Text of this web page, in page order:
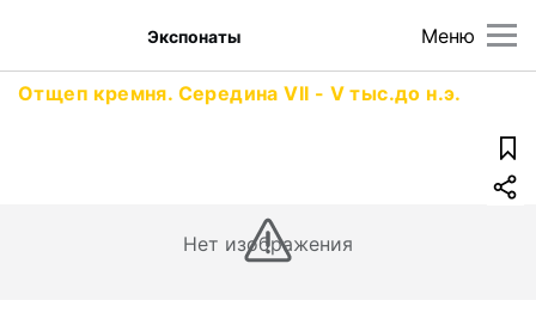
Меню
Экспонаты
Отщеп кремня. Середина VII - V тыс.до н.э.
Нет изображения